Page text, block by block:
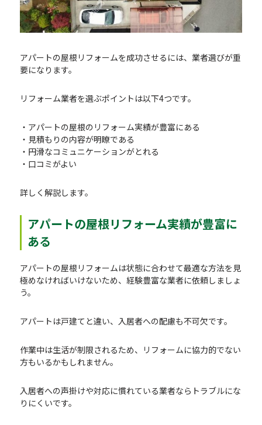
アパートの屋根リフォームを成功させるには、業者選びが重
要になります。
リフォーム業者を選ぶポイントは以下4つです。
・アパートの屋根のリフォーム実績が豊富にある
・見積もりの内容が明瞭である
・円滑なコミュニケーションがとれる
・口コミがよい
詳しく解説します。
アパートの屋根リフォーム実績が豊富に
ある
アパートの屋根リフォームは状態に合わせて最適な方法を見
極めなければいけないため、経験豊富な業者に依頼しましょ
う。
アパートは戸建てと違い、入居者への配慮も不可欠です。
作業中は生活が制限されるため、リフォームに協力的でない
方もいるかもしれません。
入居者への声掛けや対応に慣れている業者ならトラブルにな
りにくいです。